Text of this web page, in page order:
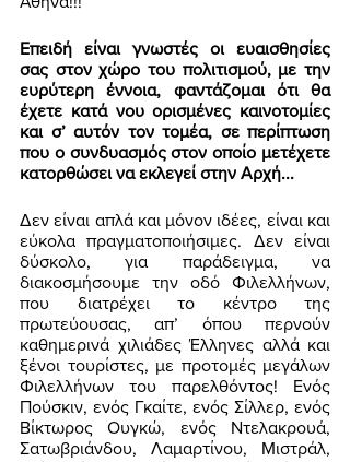
Επειδή είναι γνωστές οι ευαισθησίες
σας στον χώρο του πολιτισμού, με την
ευρύτερη έννοια, φαντάζομαι ότι θα
έχετε κατά νου ορισμένες καινοτομίες
και σ’ αυτόν τον τομέα, σε περίπτωση
που ο συνδυασμός στον οποίο μετέχετε
κατορθώσει να εκλεγεί στην Αρχή...
Δεν είναι απλά και μόνον ιδέες, είναι και
εύκολα πραγματοποιήσιμες. Δεν είναι
δύσκολο, για παράδειγμα, να
διακοσμήσουμε την οδό Φιλελλήνων,
που διατρέχει το κέντρο της
πρωτεύουσας, απ’ όπου περνούν
καθημερινά χιλιάδες Έλληνες αλλά και
ξένοι τουρίστες, με προτομές μεγάλων
Φιλελλήνων του παρελθόντος! Ενός
Πούσκιν, ενός Γκαίτε, ενός Σίλλερ, ενός
Βίκτωρος Ουγκώ, ενός Ντελακρουά,
Σατωβριάνδου, Λαμαρτίνου, Μιστράλ,